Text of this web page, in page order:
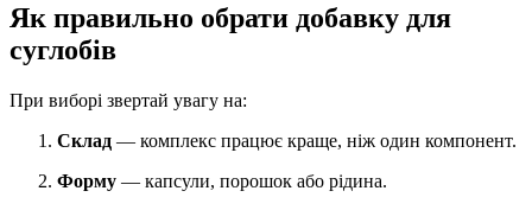
Як правильно обрати добавку для
суглобів
При виборі звертай увагу на:
Склад — комплекс працює краще, ніж один компонент.
Форму — капсули, порошок або рідина.